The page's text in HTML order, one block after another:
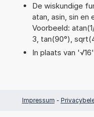
De wiskundige
atan, asin, sin en
Voorbeeld:
3, tan(90°),
In plaats van
Impressum -